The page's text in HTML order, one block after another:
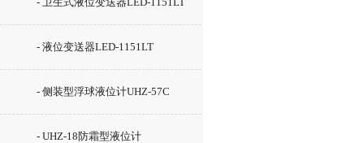
- 液位变送器LED-1151LT
- 侧装型浮球液位计UHZ-57C
- UHZ-18防霜型液位计